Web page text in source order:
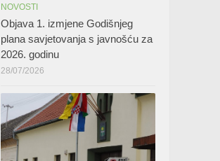
NOVOSTI
Objava 1. izmjene Godišnjeg
plana savjetovanja s javnošću za
2026. godinu
28/07/2026